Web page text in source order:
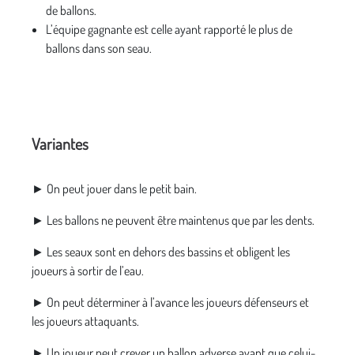
de ballons.
L’équipe gagnante est celle ayant rapporté le plus de
ballons dans son seau.
Variantes
► On peut jouer dans le petit bain.
► Les ballons ne peuvent être maintenus que par les dents.
► Les seaux sont en dehors des bassins et obligent les
joueurs à sortir de l’eau.
► On peut déterminer à l’avance les joueurs défenseurs et
les joueurs attaquants.